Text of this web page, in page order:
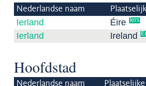
Nederlandse naam
Ierland Éire Iers
Ierland Ireland
Hoofdstad
Nederlandse naam